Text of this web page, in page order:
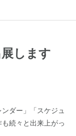
します
ダー」「スケジュ
続々と出来上がっ